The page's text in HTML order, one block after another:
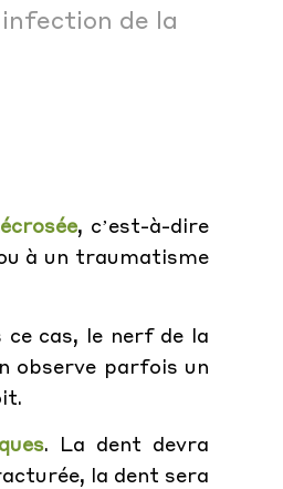
de la
, c’est-à-dire
à un traumatisme
ce cas, le nerf de la
observe parfois un
. La dent devra
la dent sera